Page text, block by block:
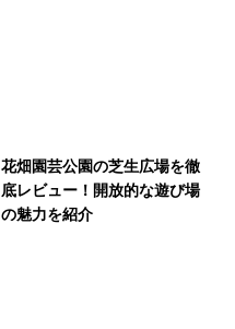
花畑園芸公園の芝生広場を徹
底レビュー！開放的な遊び場
の魅力を紹介